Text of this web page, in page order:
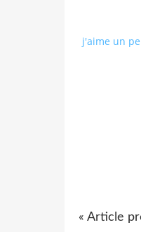
j'aime un
« Article